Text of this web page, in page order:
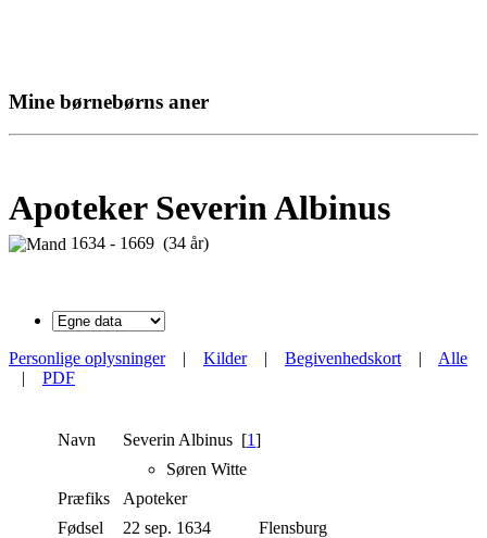
Mine børnebørns aner
Apoteker Severin Albinus
1634 - 1669 (34 år)
Personlige oplysninger| Kilder| Begivenhedskort | Alle
| PDF
Navn Severin Albinus [1]
Søren Witte
Præfiks
Apoteker
Fødsel
22 sep. 1634 Flensburg